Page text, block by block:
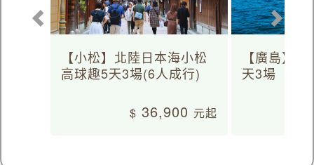
【小松】北陸日本海小松
高球趣5天3場(6人成行)
36,900
【廣島】
天3場